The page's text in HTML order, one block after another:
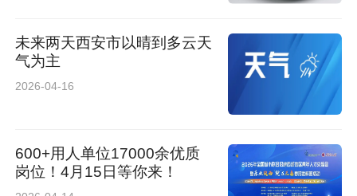
未来两天西安市以晴到多云天
气为主
2026-04-16
600+用人单位17000余优质
岗位！4月15日等你来！